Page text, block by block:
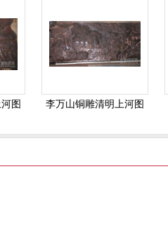
图 李万山铜雕清明上河图